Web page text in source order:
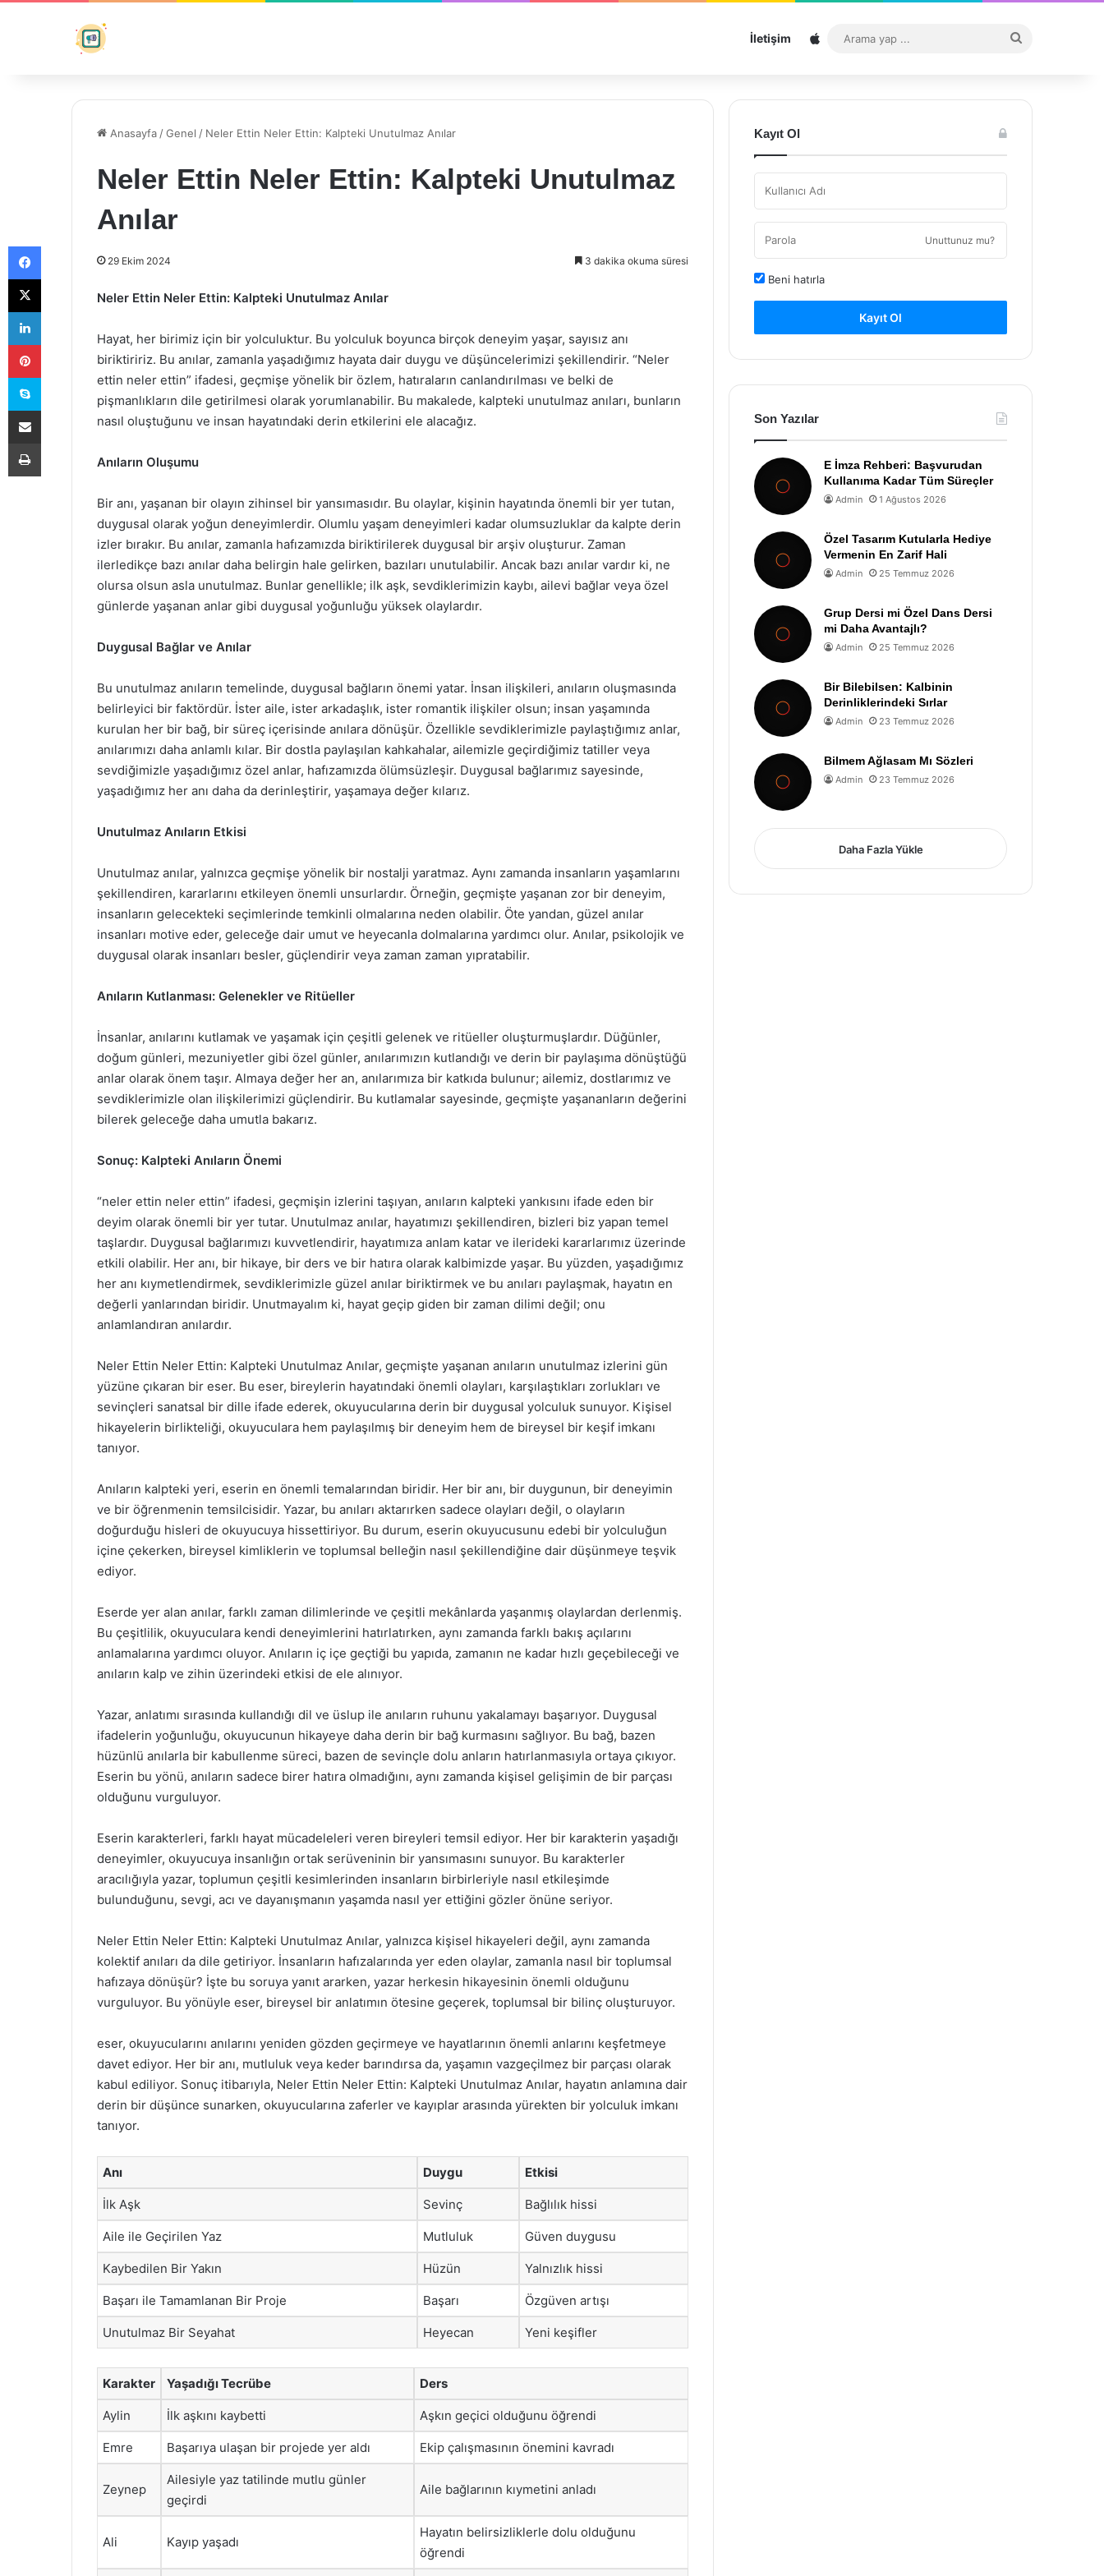
İletişim Sitemap
...
Anasayfa /Genel / Neler Ettin Neler Ettin: Kalpteki Unutulmaz Anılar
Neler Ettin Neler Ettin: Kalpteki Unutulmaz
Anılar
29 Ekim 2024 3 dakika okuma süresi
Neler Ettin Neler Ettin: Kalpteki Unutulmaz Anılar
Hayat, her birimiz için bir yolculuktur. Bu yolculuk boyunca birçok deneyim yaşar, sayısız anı
biriktiririz. Bu anılar, zamanla yaşadığımız hayata dair duygu ve düşüncelerimizi şekillendirir. “Neler
ettin neler ettin” ifadesi, geçmişe yönelik bir özlem, hatıraların canlandırılması ve belki de
pişmanlıkların dile getirilmesi olarak yorumlanabilir. Bu makalede, kalpteki unutulmaz anıları, bunların
nasıl oluştuğunu ve insan hayatındaki derin etkilerini ele alacağız.
Anıların Oluşumu
Bir anı, yaşanan bir olayın zihinsel bir yansımasıdır. Bu olaylar, kişinin hayatında önemli bir yer tutan,
duygusal olarak yoğun deneyimlerdir. Olumlu yaşam deneyimleri kadar olumsuzluklar da kalpte derin
izler bırakır. Bu anılar, zamanla hafızamızda biriktirilerek duygusal bir arşiv oluşturur. Zaman
ilerledikçe bazı anılar daha belirgin hale gelirken, bazıları unutulabilir. Ancak bazı anılar vardır ki, ne
olursa olsun asla unutulmaz. Bunlar genellikle; ilk aşk, sevdiklerimizin kaybı, ailevi bağlar veya özel
günlerde yaşanan anlar gibi duygusal yoğunluğu yüksek olaylardır.
Duygusal Bağlar ve Anılar
Bu unutulmaz anıların temelinde, duygusal bağların önemi yatar. İnsan ilişkileri, anıların oluşmasında
belirleyici bir faktördür. İster aile, ister arkadaşlık, ister romantik ilişkiler olsun; insan yaşamında
kurulan her bir bağ, bir süreç içerisinde anılara dönüşür. Özellikle sevdiklerimizle paylaştığımız anlar,
anılarımızı daha anlamlı kılar. Bir dostla paylaşılan kahkahalar, ailemizle geçirdiğimiz tatiller veya
sevdiğimizle yaşadığımız özel anlar, hafızamızda ölümsüzleşir. Duygusal bağlarımız sayesinde,
yaşadığımız her anı daha da derinleştirir, yaşamaya değer kılarız.
Unutulmaz Anıların Etkisi
Unutulmaz anılar, yalnızca geçmişe yönelik bir nostalji yaratmaz. Aynı zamanda insanların yaşamlarını
şekillendiren, kararlarını etkileyen önemli unsurlardır. Örneğin, geçmişte yaşanan zor bir deneyim,
insanların gelecekteki seçimlerinde temkinli olmalarına neden olabilir. Öte yandan, güzel anılar
insanları motive eder, geleceğe dair umut ve heyecanla dolmalarına yardımcı olur. Anılar, psikolojik ve
duygusal olarak insanları besler, güçlendirir veya zaman zaman yıpratabilir.
Anıların Kutlanması: Gelenekler ve Ritüeller
İnsanlar, anılarını kutlamak ve yaşamak için çeşitli gelenek ve ritüeller oluşturmuşlardır. Düğünler,
doğum günleri, mezuniyetler gibi özel günler, anılarımızın kutlandığı ve derin bir paylaşıma dönüştüğü
anlar olarak önem taşır. Almaya değer her an, anılarımıza bir katkıda bulunur; ailemiz, dostlarımız ve
sevdiklerimizle olan ilişkilerimizi güçlendirir. Bu kutlamalar sayesinde, geçmişte yaşananların değerini
bilerek geleceğe daha umutla bakarız.
Sonuç: Kalpteki Anıların Önemi
“neler ettin neler ettin” ifadesi, geçmişin izlerini taşıyan, anıların kalpteki yankısını ifade eden bir
deyim olarak önemli bir yer tutar. Unutulmaz anılar, hayatımızı şekillendiren, bizleri biz yapan temel
taşlardır. Duygusal bağlarımızı kuvvetlendirir, hayatımıza anlam katar ve ilerideki kararlarımız üzerinde
etkili olabilir. Her anı, bir hikaye, bir ders ve bir hatıra olarak kalbimizde yaşar. Bu yüzden, yaşadığımız
her anı kıymetlendirmek, sevdiklerimizle güzel anılar biriktirmek ve bu anıları paylaşmak, hayatın en
değerli yanlarından biridir. Unutmayalım ki, hayat geçip giden bir zaman dilimi değil; onu
anlamlandıran anılardır.
Neler Ettin Neler Ettin: Kalpteki Unutulmaz Anılar, geçmişte yaşanan anıların unutulmaz izlerini gün
yüzüne çıkaran bir eser. Bu eser, bireylerin hayatındaki önemli olayları, karşılaştıkları zorlukları ve
sevinçleri sanatsal bir dille ifade ederek, okuyucularına derin bir duygusal yolculuk sunuyor. Kişisel
hikayelerin birlikteliği, okuyuculara hem paylaşılmış bir deneyim hem de bireysel bir keşif imkanı
tanıyor.
Anıların kalpteki yeri, eserin en önemli temalarından biridir. Her bir anı, bir duygunun, bir deneyimin
ve bir öğrenmenin temsilcisidir. Yazar, bu anıları aktarırken sadece olayları değil, o olayların
doğurduğu hisleri de okuyucuya hissettiriyor. Bu durum, eserin okuyucusunu edebi bir yolculuğun
içine çekerken, bireysel kimliklerin ve toplumsal belleğin nasıl şekillendiğine dair düşünmeye teşvik
ediyor.
Eserde yer alan anılar, farklı zaman dilimlerinde ve çeşitli mekânlarda yaşanmış olaylardan derlenmiş.
Bu çeşitlilik, okuyuculara kendi deneyimlerini hatırlatırken, aynı zamanda farklı bakış açılarını
anlamalarına yardımcı oluyor. Anıların iç içe geçtiği bu yapıda, zamanın ne kadar hızlı geçebileceği ve
anıların kalp ve zihin üzerindeki etkisi de ele alınıyor.
Yazar, anlatımı sırasında kullandığı dil ve üslup ile anıların ruhunu yakalamayı başarıyor. Duygusal
ifadelerin yoğunluğu, okuyucunun hikayeye daha derin bir bağ kurmasını sağlıyor. Bu bağ, bazen
hüzünlü anılarla bir kabullenme süreci, bazen de sevinçle dolu anların hatırlanmasıyla ortaya çıkıyor.
Eserin bu yönü, anıların sadece birer hatıra olmadığını, aynı zamanda kişisel gelişimin de bir parçası
olduğunu vurguluyor.
Eserin karakterleri, farklı hayat mücadeleleri veren bireyleri temsil ediyor. Her bir karakterin yaşadığı
deneyimler, okuyucuya insanlığın ortak serüveninin bir yansımasını sunuyor. Bu karakterler
aracılığıyla yazar, toplumun çeşitli kesimlerinden insanların birbirleriyle nasıl etkileşimde
bulunduğunu, sevgi, acı ve dayanışmanın yaşamda nasıl yer ettiğini gözler önüne seriyor.
Neler Ettin Neler Ettin: Kalpteki Unutulmaz Anılar, yalnızca kişisel hikayeleri değil, aynı zamanda
kolektif anıları da dile getiriyor. İnsanların hafızalarında yer eden olaylar, zamanla nasıl bir toplumsal
hafızaya dönüşür? İşte bu soruya yanıt ararken, yazar herkesin hikayesinin önemli olduğunu
vurguluyor. Bu yönüyle eser, bireysel bir anlatımın ötesine geçerek, toplumsal bir bilinç oluşturuyor.
eser, okuyucularını anılarını yeniden gözden geçirmeye ve hayatlarının önemli anlarını keşfetmeye
davet ediyor. Her bir anı, mutluluk veya keder barındırsa da, yaşamın vazgeçilmez bir parçası olarak
kabul ediliyor. Sonuç itibarıyla, Neler Ettin Neler Ettin: Kalpteki Unutulmaz Anılar, hayatın anlamına dair
derin bir düşünce sunarken, okuyucularına zaferler ve kayıplar arasında yürekten bir yolculuk imkanı
tanıyor.
Anı Duygu Etkisi
İlk Aşk Sevinç Bağlılık hissi
Aile ile Geçirilen Yaz Mutluluk Güven duygusu
Kaybedilen Bir Yakın Hüzün Yalnızlık hissi
Başarı ile Tamamlanan Bir Proje Başarı Özgüven artışı
Unutulmaz Bir Seyahat Heyecan Yeni keşifler
Karakter Yaşadığı Tecrübe Ders
Aylin İlk aşkını kaybetti Aşkın geçici olduğunu öğrendi
Emre Başarıya ulaşan bir projede yer aldı Ekip çalışmasının önemini kavradı
Zeynep
Ailesiyle yaz tatilinde mutlu günler
geçirdi
Aile bağlarının kıymetini anladı
Ali Kayıp yaşadı
Hayatın belirsizliklerle dolu olduğunu
öğrendi
Kayıt Ol
Unuttunuz mu?
Beni hatırla
Kayıt Ol
Son Yazılar
E İmza Rehberi: Başvurudan
Kullanıma Kadar Tüm Süreçler
Admin 1 Ağustos 2026
Özel Tasarım Kutularla Hediye
Vermenin En Zarif Hali
Admin 25 Temmuz 2026
Grup Dersi mi Özel Dans Dersi
mi Daha Avantajlı?
Admin 25 Temmuz 2026
Bir Bilebilsen: Kalbinin
Derinliklerindeki Sırlar
Admin 23 Temmuz 2026
Bilmem Ağlasam Mı Sözleri
Admin 23 Temmuz 2026
Daha Fazla Yükle
Facebook
X
LinkedIn
Pinterest
Skype
E-Posta ile paylaş